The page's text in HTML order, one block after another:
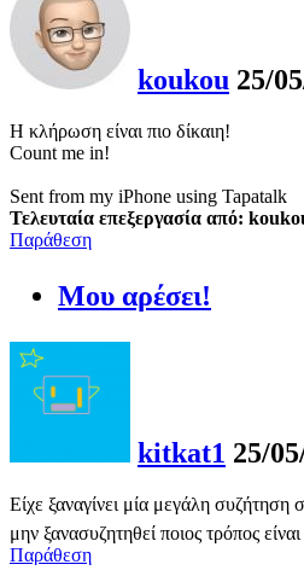
koukou 25/
Η κλήρωση είναι πιο δίκαιη!
Count me in!
Sent from my iPhone using Tapatalk
Τελευταία επεξεργασία από:
Παράθεση
Μου αρέσει!
kitkat1 25/
Είχε ξαναγίνει μία μεγάλη
μην ξανασυζητηθεί ποιος τρόπος
Παράθεση